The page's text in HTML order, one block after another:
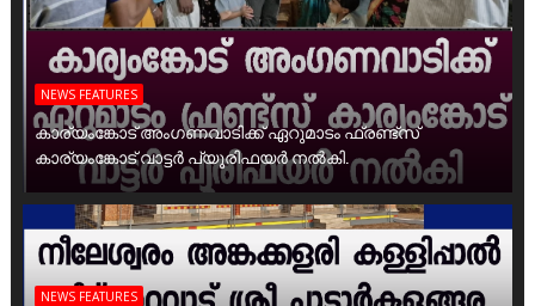
NEWS FEATURES
കാര്യംങ്കോട് അംഗണവാടിക്ക് ഏറുമാടം ഫ്രണ്ട്സ്
കാര്യംങ്കോട് വാട്ടർ പ്യൂരിഫയർ നൽകി.
NEWS FEATURES